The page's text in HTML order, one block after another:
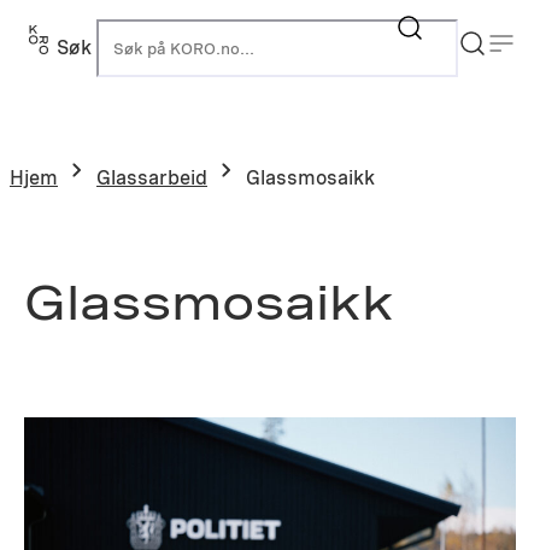
Hopp
Søk
Hjem Glassarbeid Glassmosaikk
Glassmosaikk